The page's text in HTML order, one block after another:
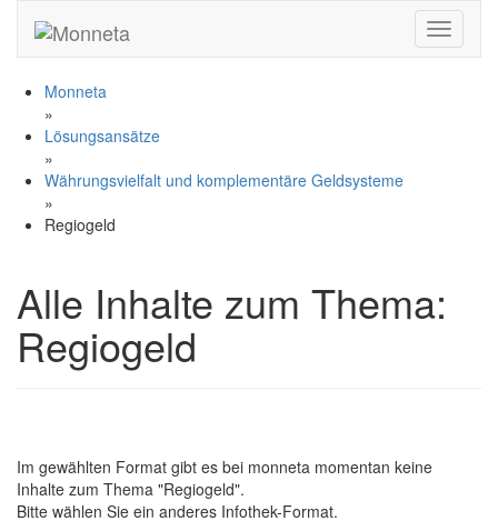
Toggle
Monneta
»
Lösungsansätze
»
Währungsvielfalt und komplementäre Geldsysteme
»
Regiogeld
Alle Inhalte zum Thema:
Regiogeld
Im gewählten Format gibt es bei monneta momentan keine
Inhalte zum Thema "Regiogeld".
Bitte wählen Sie ein anderes Infothek-Format.